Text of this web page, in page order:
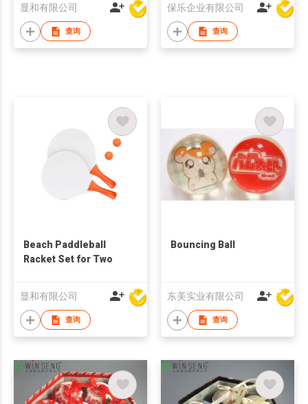
显和有限公司
查询
保乐企业有限公司
查询
Beach Paddleball
Racket Set for Two
显和有限公司
查询
Bouncing Ball
东美实业有限公司
查询